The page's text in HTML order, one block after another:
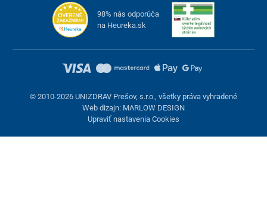
98% nás odporúča
na Heureka.sk
© 2010-2026 UNIZDRAV Prešov, s.r.o., všetky práva vyhradené
Web dizajn: MARLOW DESIGN
Upraviť nastavenia Cookies